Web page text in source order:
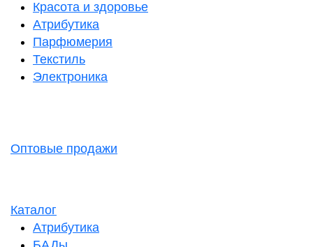
Красота и здоровье
Атрибутика
Парфюмерия
Текстиль
Электроника
Оптовые продажи
Каталог
Атрибутика